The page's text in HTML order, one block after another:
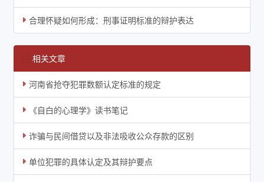
合理怀疑如何形成：刑事证明标准的辩护表达
相关文章
河南省抢夺犯罪数额认定标准的规定
《自白的心理学》读书笔记
诈骗与民间借贷以及非法吸收公众存款的区别
单位犯罪的具体认定及其辩护要点